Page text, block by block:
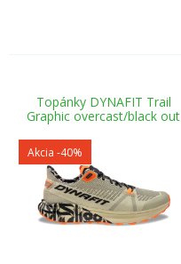
Topánky DYNAFIT Trail
Graphic overcast/black out
Akcia -40%